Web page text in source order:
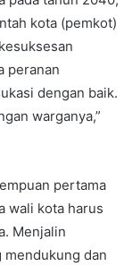
kota (pemkot)
peranan
dengan baik.
warganya,”
pertama
wali kota harus
Menjalin
mendukung dan